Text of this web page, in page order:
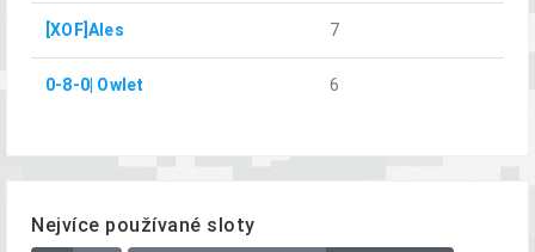
[XOF]Ales 7
0-8-0| Owlet 6
Nejvíce používané sloty